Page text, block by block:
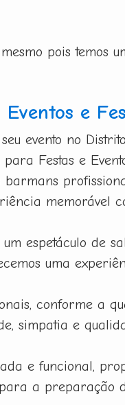
pois temos
e
evento no
Festas e
barmans
memorável
espetáculo de
uma
conforme a
simpatia e
e funcional,
a preparação